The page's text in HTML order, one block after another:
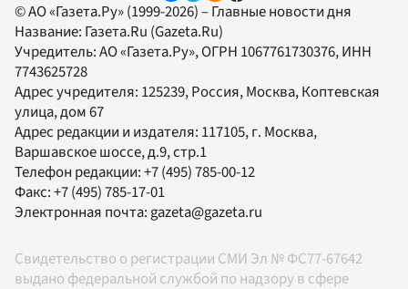
© АО «Газета.Ру» (1999-2026) – Главные новости дня
Название: Газета.Ru (Gazeta.Ru)
Учредитель:АО «Газета.Ру», ОГРН 1067761730376, ИНН
7743625728
Адрес учредителя: 125239, Россия, Москва, Коптевская
улица, дом 67
Адрес редакции и издателя: 117105, г. Москва,
Варшавское шоссе, д.9, стр.1
Телефон редакции:+7 (495) 785-00-12
Факс:+7 (495) 785-17-01
Электронная почта:gazeta@gazeta.ru
Свидетельство о регистрации СМИ Эл № ФС77-67642
выдано федеральной службой по надзору в сфере